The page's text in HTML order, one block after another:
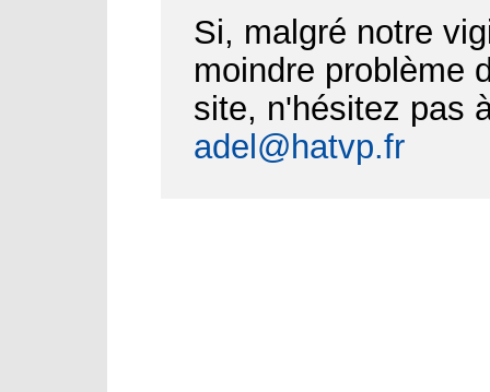
Si, malgré notre
moindre problème
site, n'hésitez pas
adel@hatvp.fr